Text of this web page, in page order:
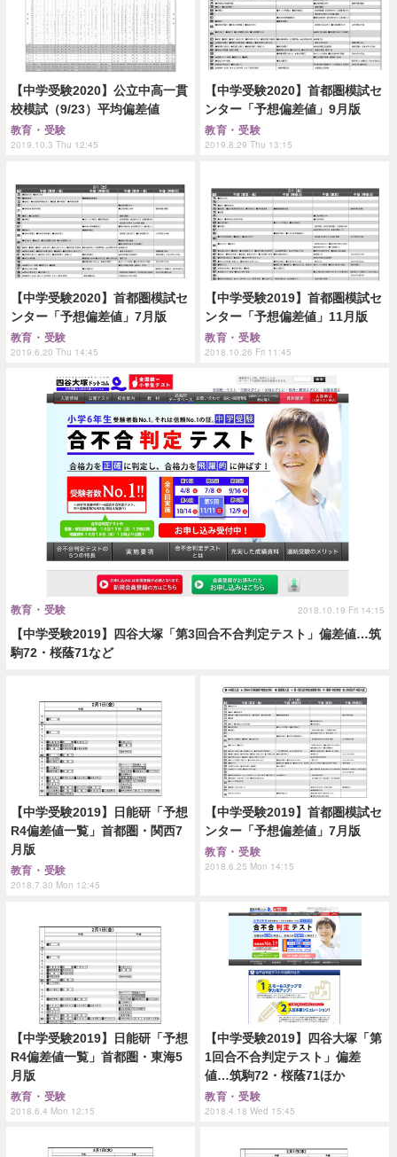
【中学受験2020】公立中高一貫
校模試（9/23）平均偏差値
教育・受験
2019.10.3 Thu 12:45
【中学受験2020】首都圏模試セ
ンター「予想偏差値」9月版
教育・受験
2019.8.29 Thu 13:15
【中学受験2020】首都圏模試セ
ンター「予想偏差値」7月版
教育・受験
2019.6.20 Thu 14:45
【中学受験2019】首都圏模試セ
ンター「予想偏差値」11月版
教育・受験
2018.10.26 Fri 11:45
【中学受験2019】四谷大塚「第3回合不合判定テスト」偏差値…筑
駒72・桜蔭71など
教育・受験 2018.10.19 Fri 14:15
【中学受験2019】日能研「予想
R4偏差値一覧」首都圏・関西7
月版
教育・受験
2018.7.30 Mon 12:45
【中学受験2019】首都圏模試セ
ンター「予想偏差値」7月版
教育・受験
2018.6.25 Mon 14:15
【中学受験2019】日能研「予想
R4偏差値一覧」首都圏・東海5
月版
教育・受験
2018.6.4 Mon 12:15
【中学受験2019】四谷大塚「第
1回合不合判定テスト」偏差
値…筑駒72・桜蔭71ほか
教育・受験
2018.4.18 Wed 15:45